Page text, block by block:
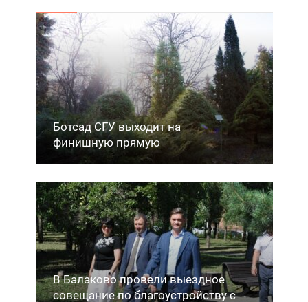
Ботсад СГУ выходит на
финишную прямую
В Балаково провели выездное
совещание по благоустройству с